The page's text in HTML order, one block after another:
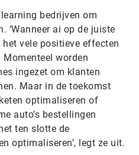
bedrijven om
‘Wanneer ai op de juiste
vele positieve effecten
Momenteel worden
ingezet om klanten
Maar in de toekomst
optimaliseren of
auto’s bestellingen
ten slotte de
optimaliseren’, legt ze uit.